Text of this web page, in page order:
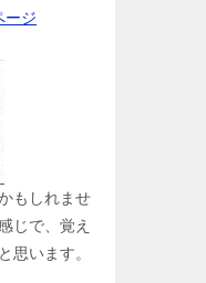
ージ
もしれませ
じで、覚え
思います。